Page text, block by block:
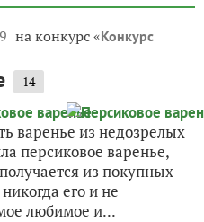
на конкурс «Конкурс
14
варенье из недозрелых
персиковое варенье,
из покупных
его и не
любимое и...